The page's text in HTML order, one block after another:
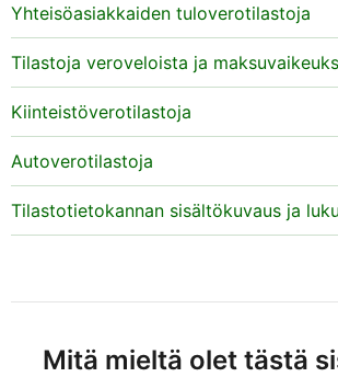
Yhteisöasiakkaiden tuloverotilastoja
Tilastoja veroveloista ja
Kiinteistöverotilastoja
Autoverotilastoja
Tilastotietokannan sisältökuvaus ja
Mitä mieltä olet tästä